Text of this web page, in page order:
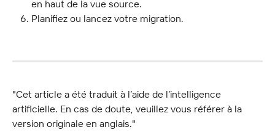
en haut de la vue source.
Planifiez ou lancez votre migration.
"Cet article a été traduit à l’aide de l’intelligence
artificielle. En cas de doute, veuillez vous référer à la
version originale en anglais."